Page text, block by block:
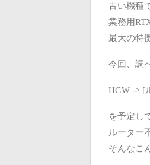
古い機種
業務用
最大の特
今回、調
HGW -> [
を予定し
ルーター
そんなこ